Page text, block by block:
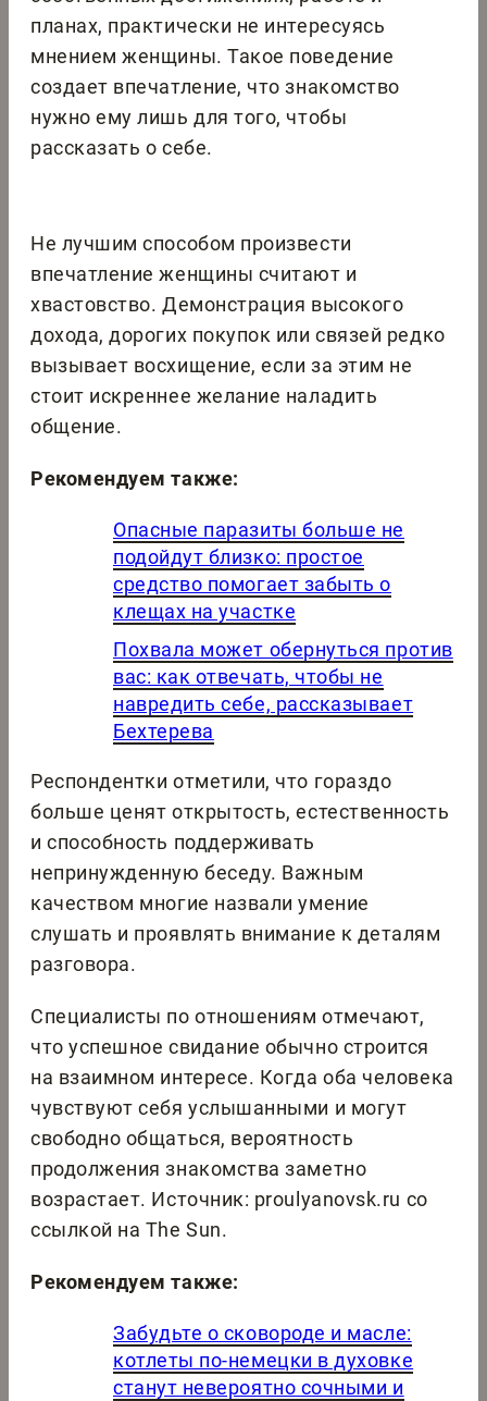
планах, практически не интересуясь
мнением женщины. Такое поведение
создает впечатление, что знакомство
нужно ему лишь для того, чтобы
рассказать о себе.
Не лучшим способом произвести
впечатление женщины считают и
хвастовство. Демонстрация высокого
дохода, дорогих покупок или связей редко
вызывает восхищение, если за этим не
стоит искреннее желание наладить
общение.
Рекомендуем также:
Опасные паразиты больше не
подойдут близко: простое
средство помогает забыть о
клещах на участке
Похвала может обернуться против
вас: как отвечать, чтобы не
навредить себе, рассказывает
Бехтерева
Респондентки отметили, что гораздо
больше ценят открытость, естественность
и способность поддерживать
непринужденную беседу. Важным
качеством многие назвали умение
слушать и проявлять внимание к деталям
разговора.
Специалисты по отношениям отмечают,
что успешное свидание обычно строится
на взаимном интересе. Когда оба человека
чувствуют себя услышанными и могут
свободно общаться, вероятность
продолжения знакомства заметно
возрастает. Источник: proulyanovsk.ru со
ссылкой на The Sun.
Рекомендуем также:
Забудьте о сковороде и масле:
котлеты по-немецки в духовке
станут невероятно сочными и